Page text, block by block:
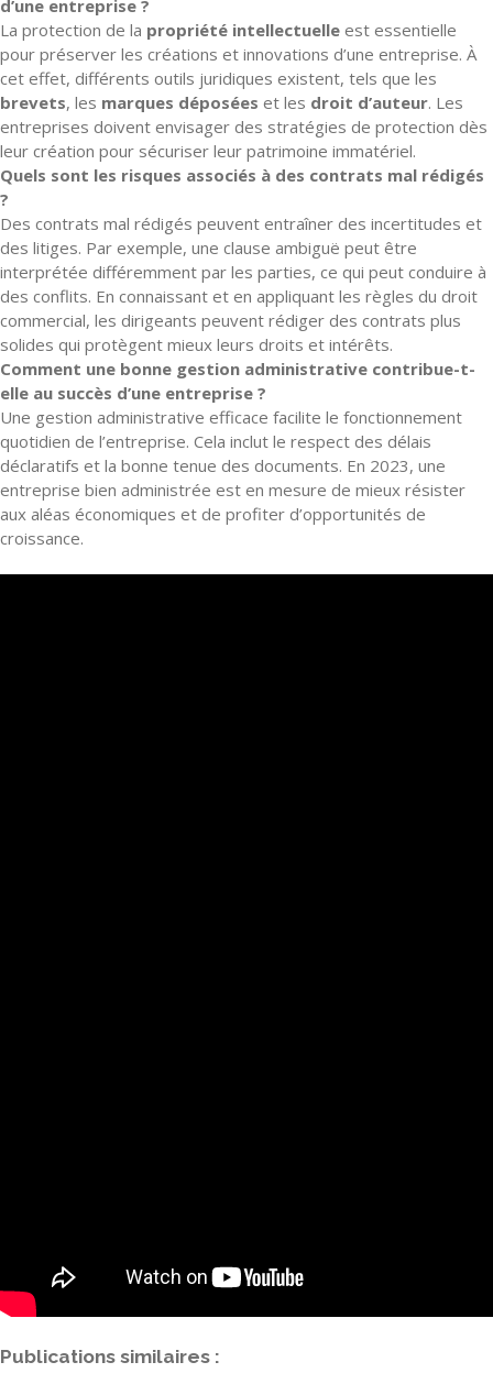
d’une entreprise ?
La protection de la propriété intellectuelle est essentielle
pour préserver les créations et innovations d’une entreprise. À
cet effet, différents outils juridiques existent, tels que les
brevets, les marques déposées et les droit d’auteur. Les
entreprises doivent envisager des stratégies de protection dès
leur création pour sécuriser leur patrimoine immatériel.
Quels sont les risques associés à des contrats mal rédigés
?
Des contrats mal rédigés peuvent entraîner des incertitudes et
des litiges. Par exemple, une clause ambiguë peut être
interprétée différemment par les parties, ce qui peut conduire à
des conflits. En connaissant et en appliquant les règles du droit
commercial, les dirigeants peuvent rédiger des contrats plus
solides qui protègent mieux leurs droits et intérêts.
Comment une bonne gestion administrative contribue-t-
elle au succès d’une entreprise ?
Une gestion administrative efficace facilite le fonctionnement
quotidien de l’entreprise. Cela inclut le respect des délais
déclaratifs et la bonne tenue des documents. En 2023, une
entreprise bien administrée est en mesure de mieux résister
aux aléas économiques et de profiter d’opportunités de
croissance.
Publications similaires :